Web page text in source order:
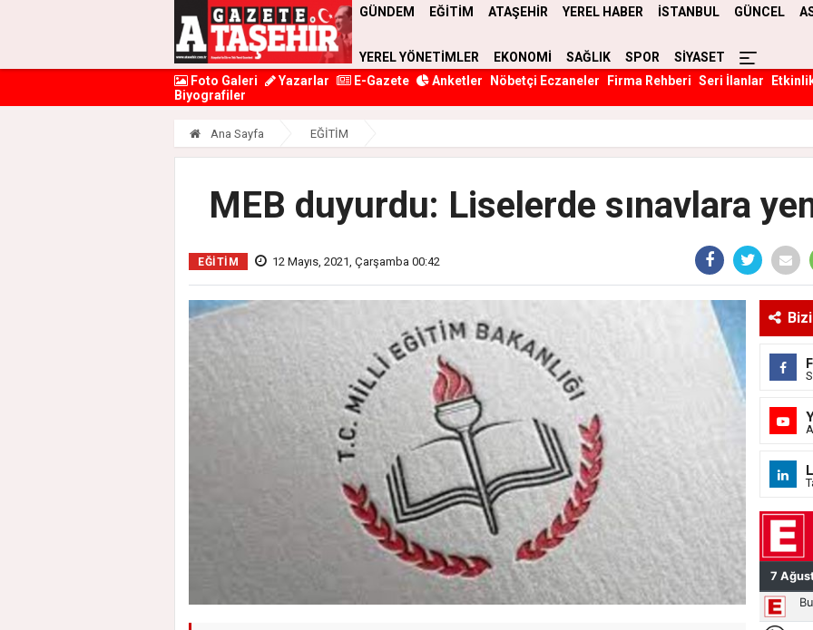
GÜNDEM EĞİTİM ATAŞEHİR YEREL HABER İSTANBUL GÜNCEL
YEREL YÖNETİMLER EKONOMİ SAĞLIK SPOR
SİYASET
Foto Galeri
Yazarlar E-Gazete Anketler Nöbetçi Eczaneler Firma Rehberi Seri İlanlar
Biyografiler
Ana Sayfa EĞİTİM
MEB duyurdu: Liselerde sınavlara
EĞİTİM 12 Mayıs, 2021, Çarşamba 00:42